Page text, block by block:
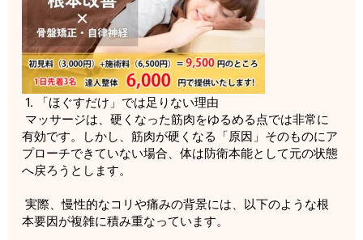
1. 「ほぐすだけ」では足りない理由
マッサージは、硬くなった筋肉をゆるめる点では非常に
有効です。しかし、筋肉が硬くなる「原因」そのものにア
プローチできていない場合、体は防衛本能として元の状態
へ戻ろうとします。
実際、慢性的なコリや痛みの背景には、以下のような根
本要因が複雑に積み重なっています。